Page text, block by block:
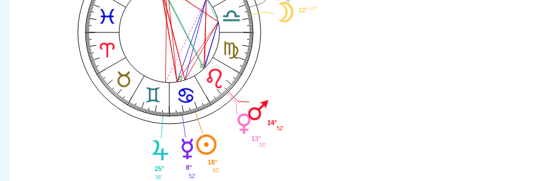
12° 07'
25°
36'
8°
52'
18°
10'
13°
33'
14°
52'